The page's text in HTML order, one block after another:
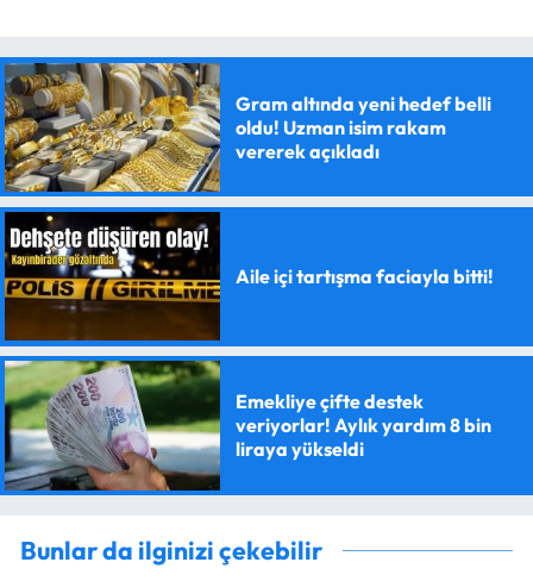
Gram altında yeni hedef belli
oldu! Uzman isim rakam
vererek açıkladı
Aile içi tartışma faciayla bitti!
Emekliye çifte destek
veriyorlar! Aylık yardım 8 bin
liraya yükseldi
Bunlar da ilginizi çekebilir